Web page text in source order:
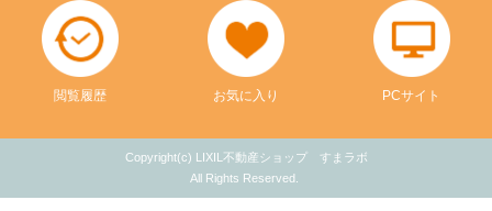
閲覧履歴 お気に入り PCサイト
Copyright(c) LIXIL不動産ショップ すまラボ
All Rights Reserved.